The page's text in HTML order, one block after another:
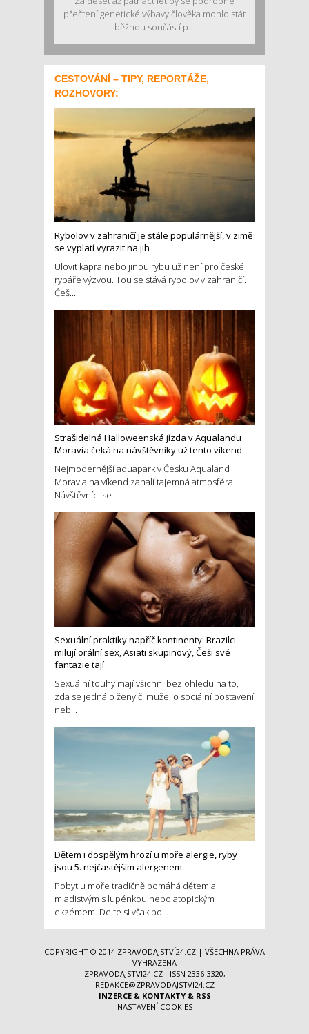
přečtení genetické výbavy člověka mohlo stát
běžnou součástí p...
CESTOVÁNÍ – TIPY, REPORTÁŽE,
ROZHOVORY:
Rybolov v zahraničí je stále populárnější, v zimě
se vyplatí vyrazit na jih
Ulovit kapra nebo jinou rybu už není pro české
rybáře výzvou. Tou se stává rybolov v zahraničí.
Češ...
Strašidelná Halloweenská jízda v Aqualandu
Moravia čeká na návštěvníky už tento víkend
Nejmodernější aquapark v Česku Aqualand
Moravia na víkend zahalí tajemná atmosféra.
Návštěvníci se ...
Sexuální praktiky napříč kontinenty: Brazilci
milují orální sex, Asiati skupinový, Češi své
fantazie tají
Sexuální touhy mají všichni bez ohledu na to,
zda se jedná o ženy či muže, o sociální postavení
neb...
Dětem i dospělým hrozí u moře alergie, ryby
jsou 5. nejčastějším alergenem
Pobyt u moře tradičně pomáhá dětem a
mladistvým s lupénkou nebo atopickým
ekzémem. Dejte si však po...
COPYRIGHT © 2014 ZPRAVODAJSTVÍ24.CZ | VŠECHNA PRÁVA
VYHRAZENA
ZPRAVODAJSTVI24.CZ - ISSN 2336-3320,
REDAKCE@ZPRAVODAJSTVI24.CZ
INZERCE& KONTAKTY& RSS
NASTAVENÍ COOKIES